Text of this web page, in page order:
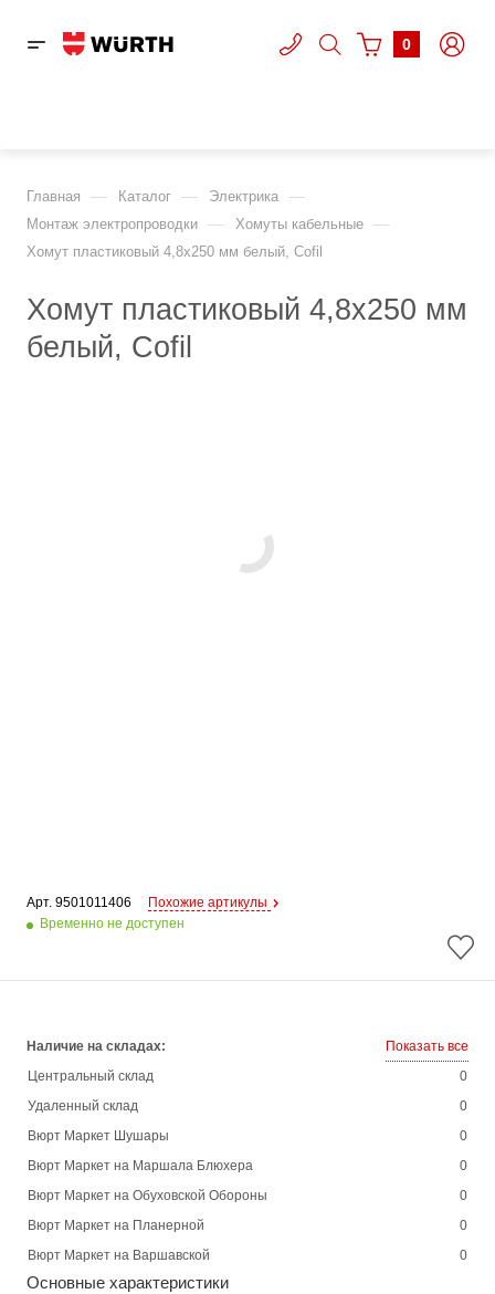
0
Главная — Каталог — Электрика —
Монтаж электропроводки — Хомуты кабельные —
Хомут пластиковый 4,8x250 мм белый, Cofil
Хомут пластиковый 4,8x250 мм
белый, Cofil
Арт. 9501011406
Похожие артикулы
Временно не доступен
Наличие на складах:
Показать все
Центральный склад
0
Удаленный склад
0
Вюрт Маркет Шушары
0
Вюрт Маркет на Маршала Блюхера
0
Вюрт Маркет на Обуховской Обороны
0
Вюрт Маркет на Планерной
0
Вюрт Маркет на Варшавской
0
Основные характеристики